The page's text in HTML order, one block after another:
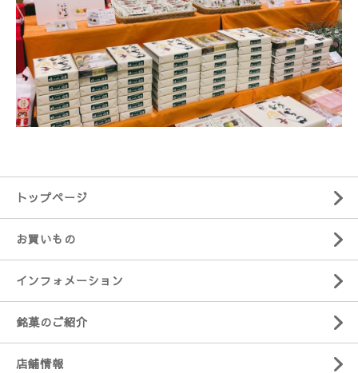
トップページ
お買いもの
インフォメーション
銘菓のご紹介
店舗情報